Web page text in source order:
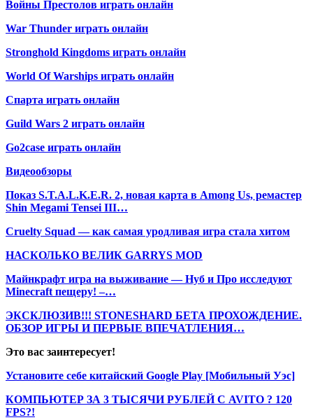
Войны Престолов играть онлайн
War Thunder играть онлайн
Stronghold Kingdoms играть онлайн
World Of Warships играть онлайн
Спарта играть онлайн
Guild Wars 2 играть онлайн
Go2case играть онлайн
Видеообзоры
Показ S.T.A.L.K.E.R. 2, новая карта в Among Us, ремастер
Shin Megami Tensei III…
Cruelty Squad — как самая уродливая игра стала хитом
НАСКОЛЬКО ВЕЛИК GARRYS MOD
Майнкрафт игра на выживание — Нуб и Про исследуют
Minecraft пещеру! –…
ЭКСКЛЮЗИВ!!! STONESHARD БЕТА ПРОХОЖДЕНИЕ.
ОБЗОР ИГРЫ И ПЕРВЫЕ ВПЕЧАТЛЕНИЯ…
Это вас заинтересует!
Установите себе китайский Google Play [Мобильный Уэс]
КОМПЬЮТЕР ЗА 3 ТЫСЯЧИ РУБЛЕЙ С AVITO ? 120
FPS?!